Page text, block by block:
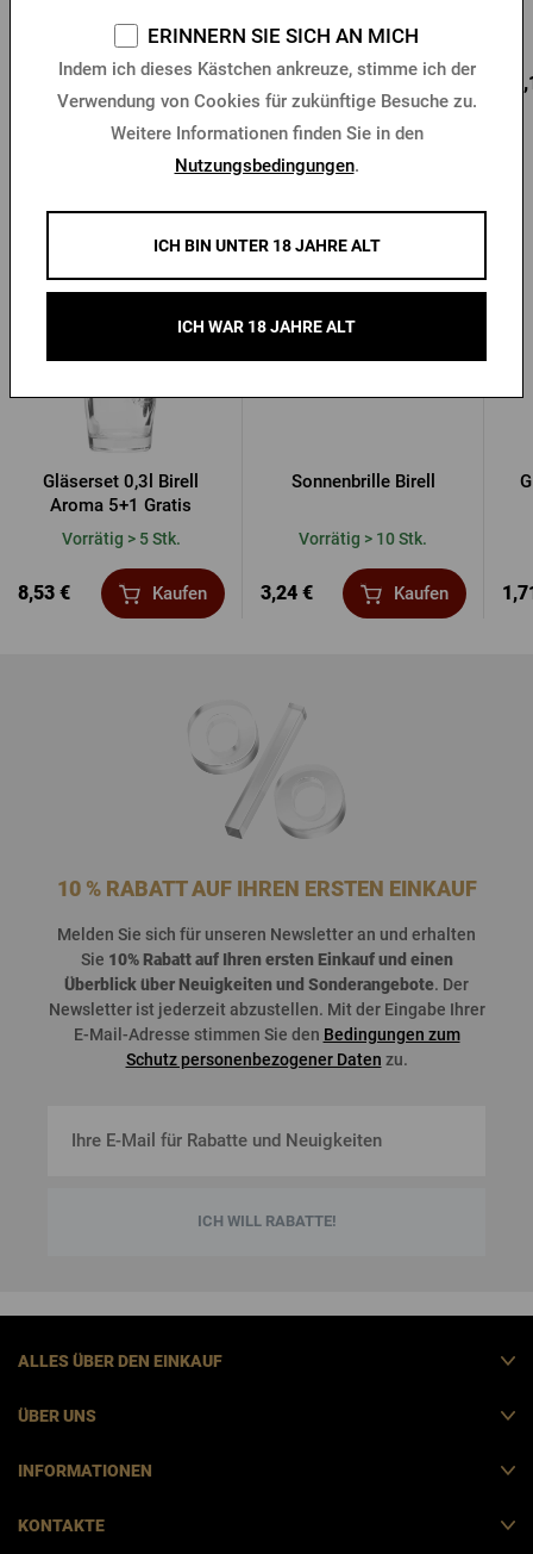
Vorrätig > 10 Stk.
12,80 € Kaufen
Vorrätig > 10 Stk.
18,78 € Kaufen
Andere Produkte von Birell
Gläserset 0,3l Birell
Aroma 5+1 Gratis
Vorrätig > 5 Stk.
8,53 € Kaufen
Sonnenbrille Birell
Vorrätig > 10 Stk.
3,24 € Kaufen
10 % RABATT AUF IHREN ERSTEN EINKAUF
Melden Sie sich für unseren Newsletter an und erhalten
Sie 10% Rabattauf Ihren ersten Einkaufund einen
Überblicküber Neuigkeiten und Sonderangebote. Der
Newsletter ist jederzeit abzustellen. Mit der Eingabe Ihrer
E-Mail-Adresse stimmen Sie den Bedingungen zum
Schutz personenbezogener Daten zu.
ICH WILL RABATTE!
ALLES ÜBER DEN EINKAUF
ÜBER UNS
INFORMATIONEN
KONTAKTE
ERINNERN SIE SICH AN MICH
Indem ich dieses Kästchen ankreuze, stimme ich der
Verwendung von Cookies für zukünftige Besuche zu.
Weitere Informationen finden Sie in den
Nutzungsbedingungen.
ICH BIN UNTER 18 JAHRE ALT
ICH WAR 18 JAHRE ALT